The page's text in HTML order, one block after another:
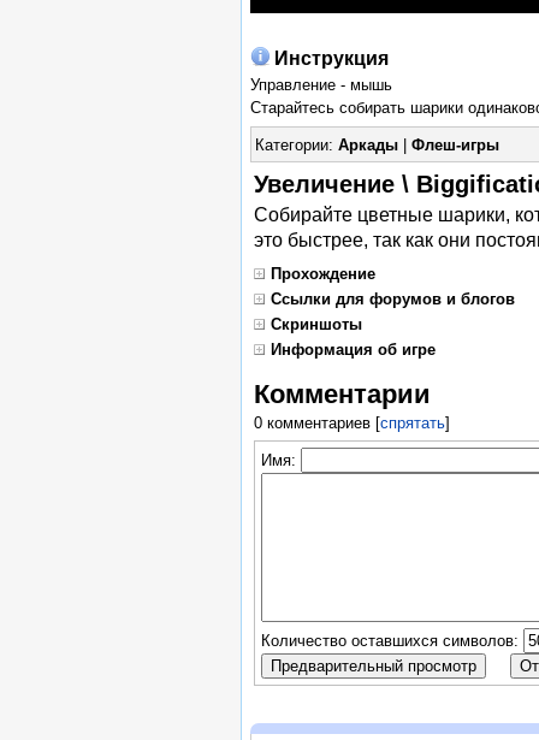
Инструкция
Управление - мышь
Старайтесь собирать шарики
Категории: Аркады| Флеш-игры
Увеличение \
Собирайте цветные шарики,
это быстрее, так как они
Прохождение
Ссылки для форумов и блогов
Скриншоты
Информация об игре
Комментарии
0 комментариев[спрятать]
Имя:
Количество оставшихся символов: